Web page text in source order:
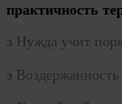
практичность
з Нужда учит
з